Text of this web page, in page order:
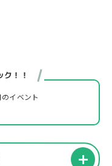
！！
イベント